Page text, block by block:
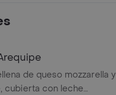
de queso mozzarella y
cubierta con leche